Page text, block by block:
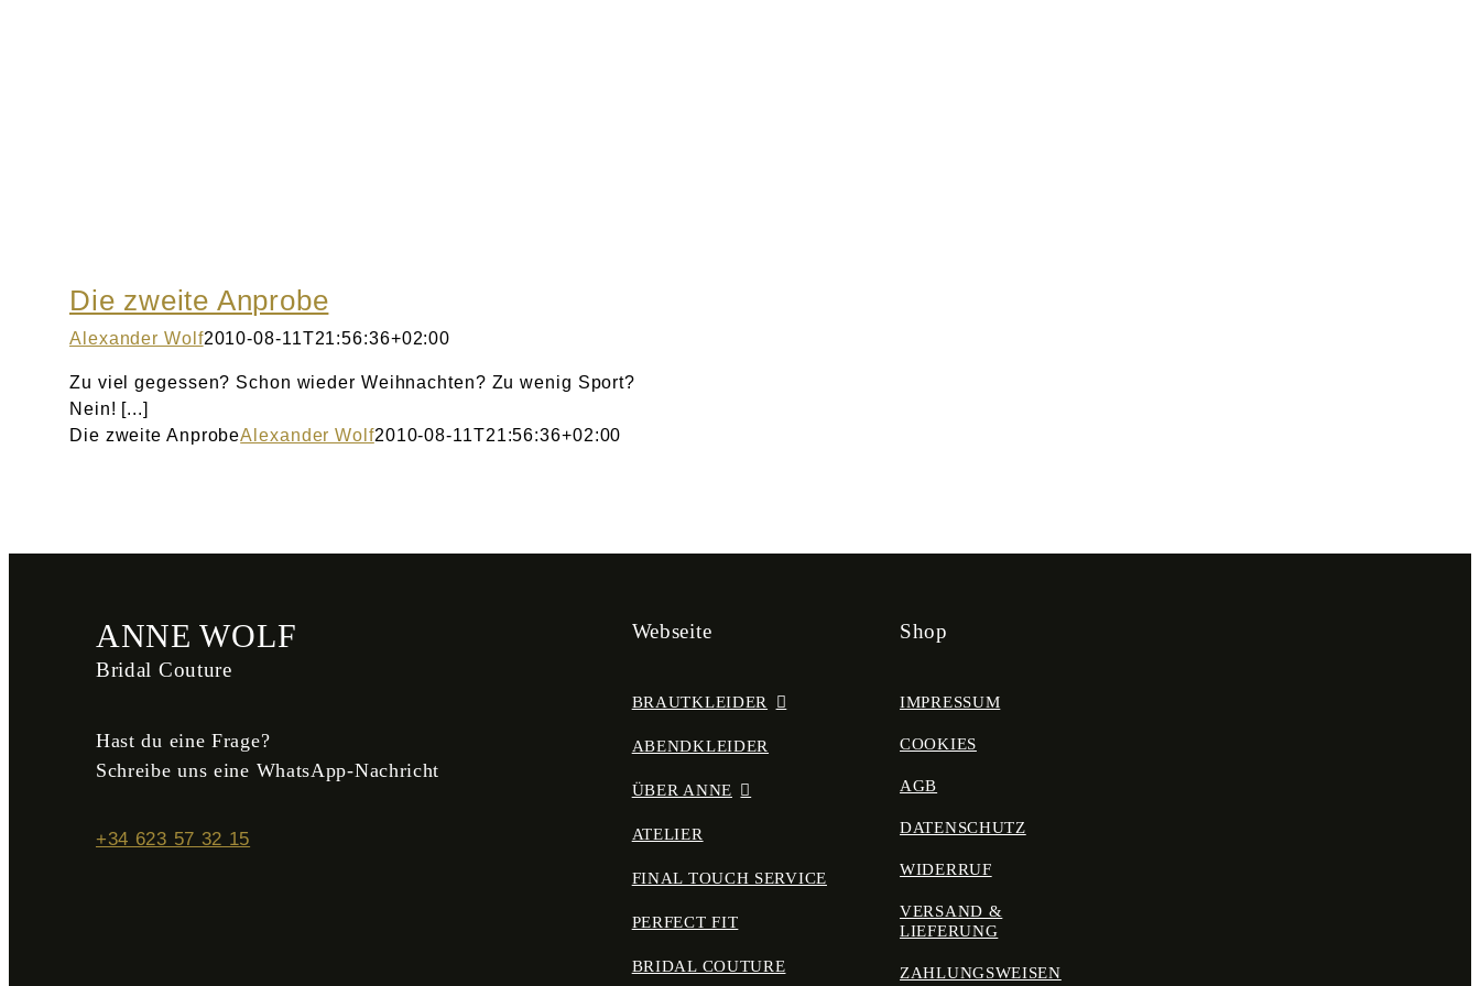
Die zweite Anprobe
Alexander Wolf2010-08-11T21:56:36+02:00
Zu viel gegessen? Schon wieder Weihnachten? Zu wenig Sport?
Nein! [...]
Die zweite AnprobeAlexander Wolf2010-08-11T21:56:36+02:00
ANNE WOLF
Bridal Couture
Hast du eine Frage?
Schreibe uns eine WhatsApp-Nachricht
+34 623 57 32 15
Webseite
BRAUTKLEIDER
ABENDKLEIDER
ÜBER ANNE
ATELIER
FINAL TOUCH SERVICE
PERFECT FIT
BRIDAL COUTURE
Shop
IMPRESSUM
COOKIES
AGB
DATENSCHUTZ
WIDERRUF
VERSAND &
LIEFERUNG
ZAHLUNGSWEISEN